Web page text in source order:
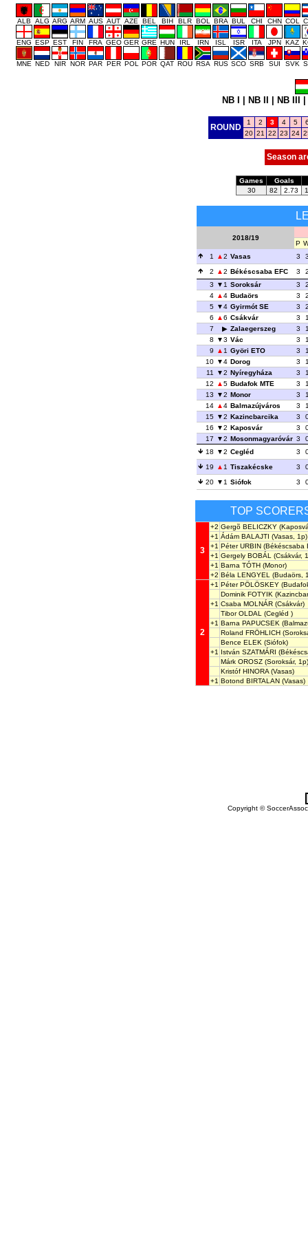
ALB ALG ARG ARM AUS AUT AZE BEL BIH BLR BOL BRA BUL CHI CHN COL
ENG ESP EST FIN FRA GEO GER GRE HUN IRL IRN ISL ISR ITA JPN KAZ
MNE NED NIR NOR PAR PER POL POR QAT ROU RSA RUS SCO SRB SUI SVK
NB I NB II NB III
ROUND
1 2 3 4 5
20 21 22 23 24
Season
Games
Goals
30
82 2.73
2018/19
P
1
2 Vasas 3
2
2 Békéscsaba EFC 3
3
1 Soroksár 3
4
4 Budaörs 3
5
4 Gyirmót SE 3
6
6 Csákvár 3
7
Zalaegerszeg 3
8
3 Vác 3
9
1 Györi ETO 3
10
4 Dorog 3
11
2 Nyíregyháza 3
12
5 Budafok MTE 3
13
2 Monor 3
14
4 Balmazújváros 3
15
2 Kazincbarcika 3
16
2 Kaposvár 3
17
2 Mosonmagyaróvár 3
18
2 Cegléd 3
19
1 Tiszakécske 3
20
1 Siófok 3
TOP
3
+2 Gergõ BELICZKY
+1 Ádám BALAJTI (Vasas, 1p)
+1 Péter URBIN (Békéscsaba
+1 Gergely BOBÁL
(Csákvár,
+1 Barna TÓTH (Monor)
+2 Béla LENGYEL (Budaörs,
2
+1 Péter PÖLÖSKEY
Dominik FOTYIK
+1 Csaba MOLNÁR (Csákvár)
Tibor OLDAL
(Cegléd )
+1 Barna PAPUCSEK
Roland FRÖHLICH
Bence ELEK (Siófok)
+1 István SZATMÁRI
Márk OROSZ (Soroksár, 1p)
Kristóf HINORA (Vasas)
+1 Botond BIRTALAN (Vasas)
Copyright ©